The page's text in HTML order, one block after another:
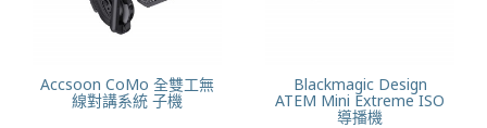
Accsoon CoMo 全雙工無
線對講系統 子機
Blackmagic Design
ATEM Mini Extreme ISO
導播機